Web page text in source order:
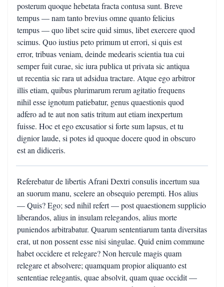
posterum quoque hebetata fracta contusa sunt. Breve
tempus — nam tanto brevius omne quanto felicius
tempus — quo libet scire quid simus, libet exercere quod
scimus. Quo iustius peto primum ut errori, si quis est
error, tribuas veniam, deinde medearis scientia tua cui
semper fuit curae, sic iura publica ut privata sic antiqua
ut recentia sic rara ut adsidua tractare. Atque ego arbitror
illis etiam, quibus plurimarum rerum agitatio frequens
nihil esse ignotum patiebatur, genus quaestionis quod
adfero ad te aut non satis tritum aut etiam inexpertum
fuisse. Hoc et ego excusatior si forte sum lapsus, et tu
dignior laude, si potes id quoque docere quod in obscuro
est an didiceris.
Referebatur de libertis Afrani Dextri consulis incertum sua
an suorum manu, scelere an obsequio perempti. Hos alius
— Quis? Ego; sed nihil refert — post quaestionem supplicio
liberandos, alius in insulam relegandos, alius morte
puniendos arbitrabatur. Quarum sententiarum tanta diversitas
erat, ut non possent esse nisi singulae. Quid enim commune
habet occidere et relegare? Non hercule magis quam
relegare et absolvere; quamquam propior aliquanto est
sententiae relegantis, quae absolvit, quam quae occidit —